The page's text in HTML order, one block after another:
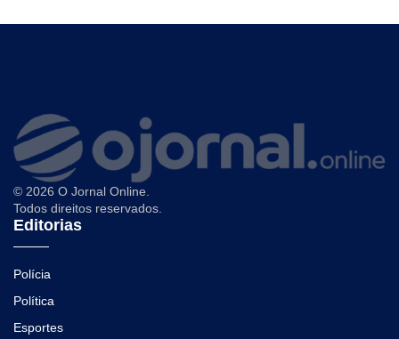
© 2026 O Jornal Online.
Todos direitos reservados.
Editorias
Polícia
Política
Esportes